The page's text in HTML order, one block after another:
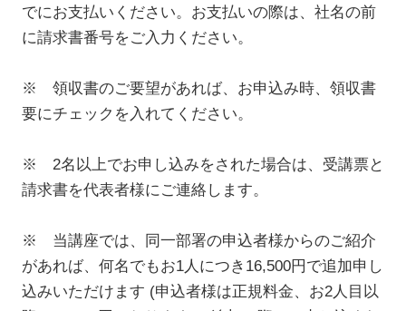
でにお支払いください。お支払いの際は、社名の前
に請求書番号をご入力ください。
※ 領収書のご要望があれば、お申込み時、領収書
要にチェックを入れてください。
※ 2名以上でお申し込みをされた場合は、受講票と
請求書を代表者様にご連絡します。
※ 当講座では、同一部署の申込者様からのご紹介
があれば、何名でもお1人につき16,500円で追加申し
込みいただけます (申込者様は正規料金、お2人目以